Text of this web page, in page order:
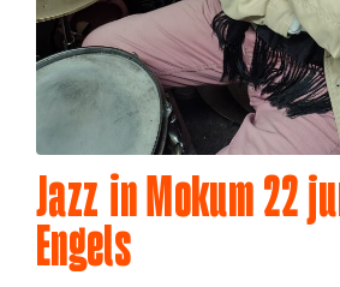
Jazz in Mokum 22
Engels